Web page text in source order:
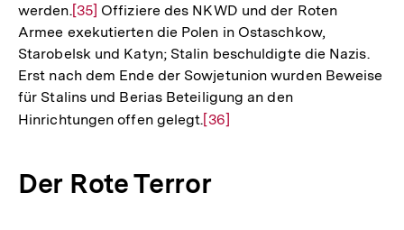
werden.Zur
Auflösung
der
Fußnote
[35] Offiziere des NKWD und der Roten
Armee exekutierten die Polen in Ostaschkow,
Starobelsk und Katyn; Stalin beschuldigte die Nazis.
Erst nach dem Ende der Sowjetunion wurden Beweise
für Stalins und Berias Beteiligung an den
Hinrichtungen offen gelegt.Zur
Fußnote
[36]
Der Rote Terror